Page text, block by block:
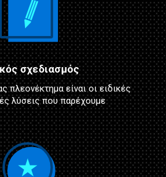
σχεδιασμός
πλεονέκτημα είναι οι ειδικές
λύσεις που παρέχουμε